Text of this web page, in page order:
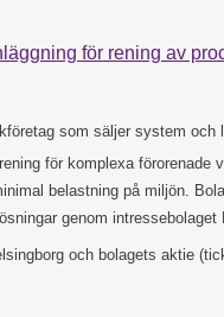
för rening av
som säljer system
för komplexa
belastning på miljön.
genom
och bolagets aktie